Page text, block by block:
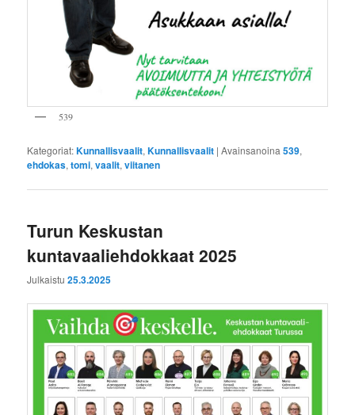
539
Kategoriat:Kunnallisvaalit,Kunnallisvaalit |Avainsanoina539,
ehdokas,tomi,vaalit,viitanen
Turun Keskustan
kuntavaaliehdokkaat 2025
Julkaistu25.3.2025